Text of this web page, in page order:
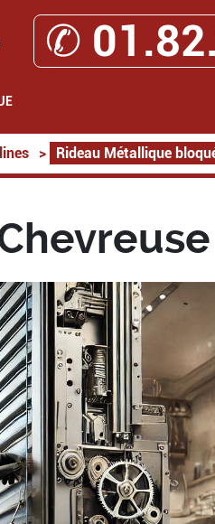
✆
> Rideau Métallique